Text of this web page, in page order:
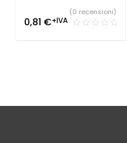
0,81 €+IVA
(0 recensioni)